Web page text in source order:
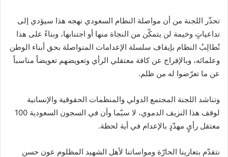
تحذّر اللجنة من أن مواصلة النظام السعودي نهجه هذا سيؤدي إلى
تداعياتٍ وخيمة لن يتمكّن من النجاة منها أو اجتنابها، وبناءً على هذا
نُطالِبُ النظام بإيقاف سلسلة الإعدامات المتواصلة بحق أبناء الوطن
وعلمائه، وبالإفراج عن كافة معتقلي الرأي وتعويضهم تعويضاً مناسباً
عن ما تعرّضوا له من ظلم.
وتناشد اللجنة المجتمع الدولي والمنظمات الحقوقية والإنسانية
لوقف هذا النزيف الدموي، لا سيّما وأن في السجون السعودية 100
معتقل رأيٍ مهدّدٍ بالإعدام في أية لحظة.
نتقدّم بتعازينا الحارّة ومواساتنا لأهل الشهيد المظلوم عون حسن